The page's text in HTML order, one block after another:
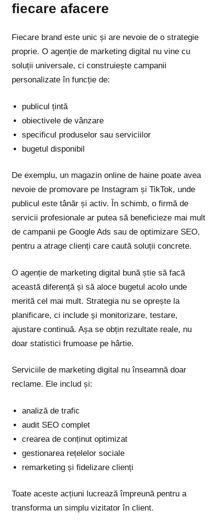
fiecare afacere
Fiecare brand este unic și are nevoie de o strategie
proprie. O agenție de marketing digital nu vine cu
soluții universale, ci construiește campanii
personalizate în funcție de:
publicul țintă
obiectivele de vânzare
specificul produselor sau serviciilor
bugetul disponibil
De exemplu, un magazin online de haine poate avea
nevoie de promovare pe Instagram și TikTok, unde
publicul este tânăr și activ. În schimb, o firmă de
servicii profesionale ar putea să beneficieze mai mult
de campanii pe Google Ads sau de optimizare SEO,
pentru a atrage clienți care caută soluții concrete.
O agenție de marketing digital bună știe să facă
această diferență și să aloce bugetul acolo unde
merită cel mai mult. Strategia nu se oprește la
planificare, ci include și monitorizare, testare,
ajustare continuă. Așa se obțin rezultate reale, nu
doar statistici frumoase pe hârtie.
Serviciile de marketing digital nu înseamnă doar
reclame. Ele includ și:
analiză de trafic
audit SEO complet
crearea de conținut optimizat
gestionarea rețelelor sociale
remarketing și fidelizare clienți
Toate aceste acțiuni lucrează împreună pentru a
transforma un simplu vizitator în client.